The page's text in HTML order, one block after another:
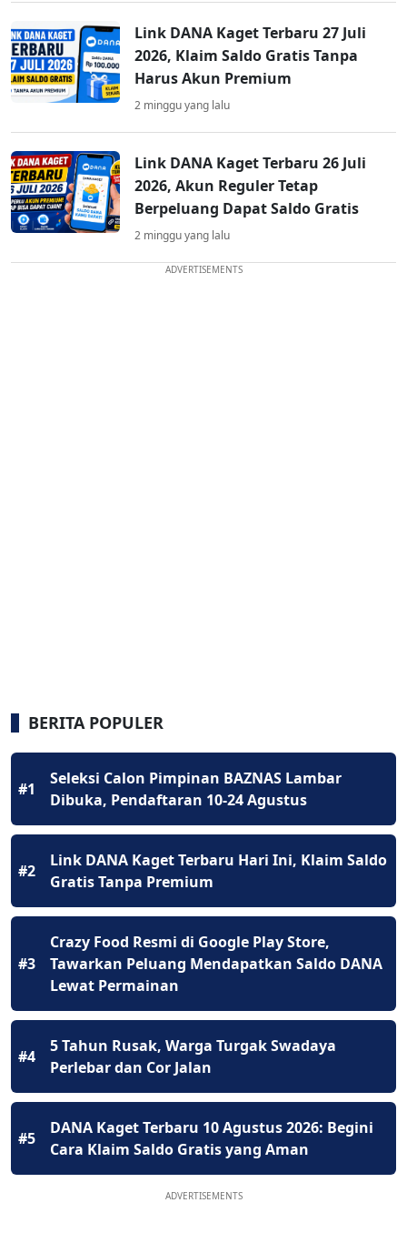
Link DANA Kaget Terbaru 27 Juli
2026, Klaim Saldo Gratis Tanpa
Harus Akun Premium
2 minggu yang lalu
Link DANA Kaget Terbaru 26 Juli
2026, Akun Reguler Tetap
Berpeluang Dapat Saldo Gratis
2 minggu yang lalu
ADVERTISEMENTS
BERITA POPULER
#1
Seleksi Calon Pimpinan BAZNAS Lambar
Dibuka, Pendaftaran 10-24 Agustus
#2
Link DANA Kaget Terbaru Hari Ini, Klaim Saldo
Gratis Tanpa Premium
#3
Crazy Food Resmi di Google Play Store,
Tawarkan Peluang Mendapatkan Saldo DANA
Lewat Permainan
#4
5 Tahun Rusak, Warga Turgak Swadaya
Perlebar dan Cor Jalan
#5
DANA Kaget Terbaru 10 Agustus 2026: Begini
Cara Klaim Saldo Gratis yang Aman
ADVERTISEMENTS